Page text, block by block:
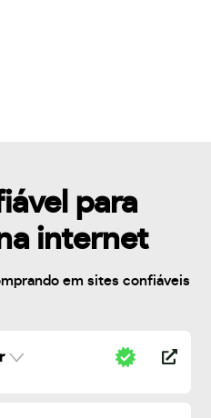
para
internet
em sites confiáveis